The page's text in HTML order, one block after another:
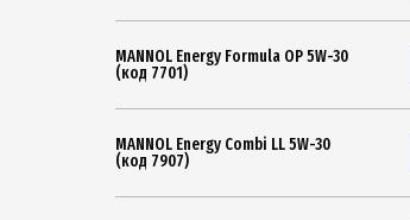
MANNOL Energy Formula OP 5W-30
(код 7701)
MANNOL Energy Combi LL 5W-30
(код 7907)